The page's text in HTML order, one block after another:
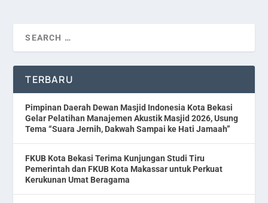
TERBARU
Pimpinan Daerah Dewan Masjid Indonesia Kota Bekasi
Gelar Pelatihan Manajemen Akustik Masjid 2026, Usung
Tema “Suara Jernih, Dakwah Sampai ke Hati Jamaah”
FKUB Kota Bekasi Terima Kunjungan Studi Tiru
Pemerintah dan FKUB Kota Makassar untuk Perkuat
Kerukunan Umat Beragama